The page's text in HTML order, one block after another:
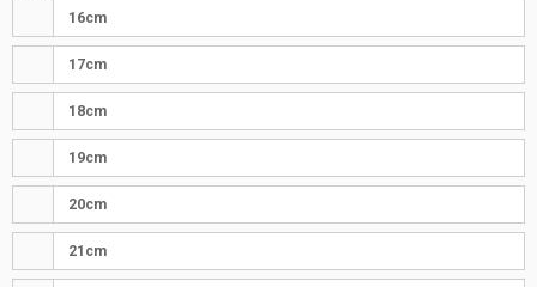
16cm
17cm
18cm
19cm
20cm
21cm